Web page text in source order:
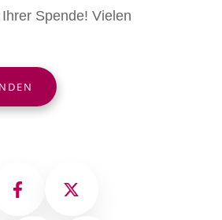
Spende! Vielen
Facebook X